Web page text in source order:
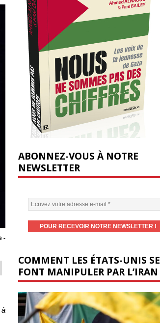
-
ABONNEZ-VOUS À NOTRE
NEWSLETTER
COMMENT LES ÉTATS-UNIS SE
FONT MANIPULER PAR L’IRAN